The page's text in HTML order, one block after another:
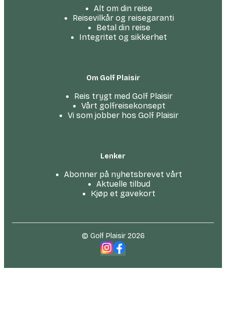
Alt om din reise
Reisevilkår og reisegaranti
Betal din reise
Integritet og sikkerhet
Om Golf Plaisir
Reis trygt med Golf Plaisir
Vårt golfreise­konsept
Vi som jobber hos Golf Plaisir
Lenker
Abonner på nyhetsbrevet vårt
Aktuelle tilbud
Kjøp et gavekort
© Golf Plaisir 2026